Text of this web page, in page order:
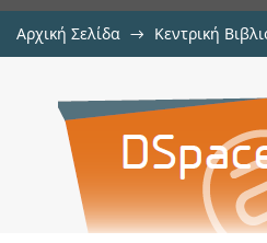
Αρχική Σελίδα → Κεντρική
Lattice integrable